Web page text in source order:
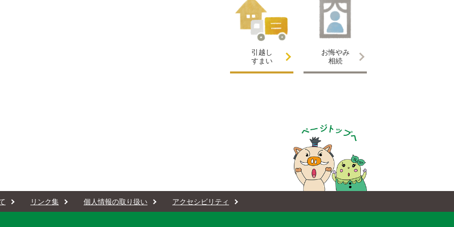
引越し
すまい
お悔やみ
相続
リンク集 個人情報の取り扱い アクセシビリティ